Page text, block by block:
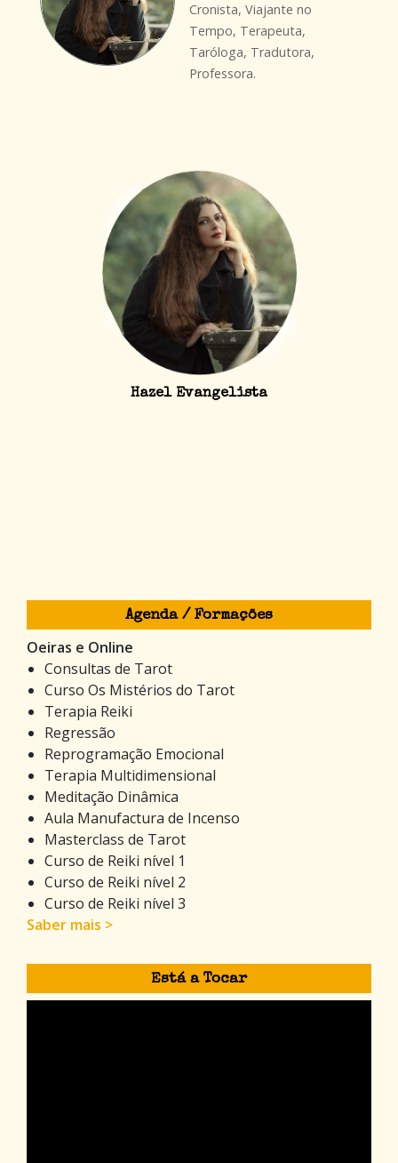
Cronista, Viajante no
Tempo, Terapeuta,
Taróloga, Tradutora,
Professora.
Hazel Evangelista
Agenda / Formações
Oeiras e Online
Consultas de Tarot
Curso Os Mistérios do Tarot
Terapia Reiki
Regressão
Reprogramação Emocional
Terapia Multidimensional
Meditação Dinâmica
Aula Manufactura de Incenso
Masterclass de Tarot
Curso de Reiki nível 1
Curso de Reiki nível 2
Curso de Reiki nível 3
Saber mais >
Está a Tocar